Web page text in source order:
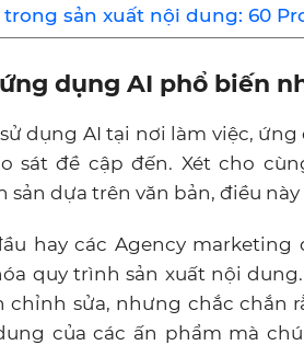
trong sản xuất nội dung: 60
dụng AI phổ biến
dụng AI tại nơi làm việc,
sát đề cập đến. Xét cho
sản dựa trên văn bản, điều
hay các Agency
quy trình sản xuất nội
sửa, nhưng chắc chắn
của các ấn phẩm mà